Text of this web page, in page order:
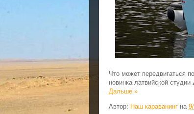
Что может передвигаться
новинка латвийской
Дальше »
Автор: Наш караванинг на